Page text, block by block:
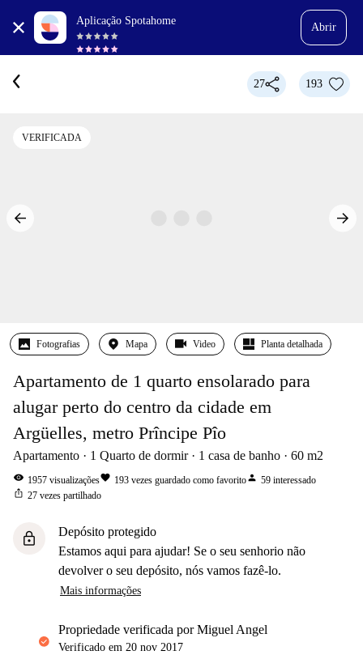
Aplicação Spotahome
Abrir
27 193
VERIFICADA
Fotografias Mapa Video Planta detalhada
Apartamento de 1 quarto ensolarado para
alugar perto do centro da cidade em
Argüelles, metro Prîncipe Pîo
Apartamento 1 Quarto de dormir 1 casa de banho 60 m2
visibility 1957 visualizaçõesfavorite 193 vezes guardado como favoritoperson 59 interessado
ios_share 27 vezes partilhado
lock
Depósito protegido
Estamos aqui para ajudar! Se o seu senhorio não
devolver o seu depósito, nós vamos fazê-lo.
Mais informações
propriedade verificada por Miguel Angel
Verificado em 20 nov 2017